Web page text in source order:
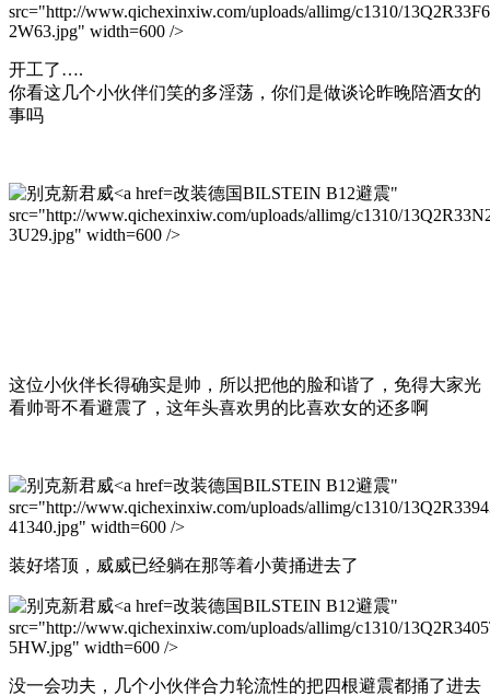
src="http://www.qichexinxiw.com/uploads/allimg/c1310/
2W63.jpg" width=600 />
开工了….
你看这几个小伙伴们笑的多淫荡，你们是做谈论昨晚陪酒女的
事吗
改装德国BILSTEIN B12避震"
src="http://www.qichexinxiw.com/uploads/allimg/c1310/
3U29.jpg" width=600 />
这位小伙伴长得确实是帅，所以把他的脸和谐了，免得大家光
看帅哥不看避震了，这年头喜欢男的比喜欢女的还多啊
改装德国BILSTEIN B12避震"
src="http://www.qichexinxiw.com/uploads/allimg/c1310/
41340.jpg" width=600 />
装好塔顶，威威已经躺在那等着小黄捅进去了
改装德国BILSTEIN B12避震"
src="http://www.qichexinxiw.com/uploads/allimg/c1310/
5HW.jpg" width=600 />
没一会功夫，几个小伙伴合力轮流性的把四根避震都捅了进去